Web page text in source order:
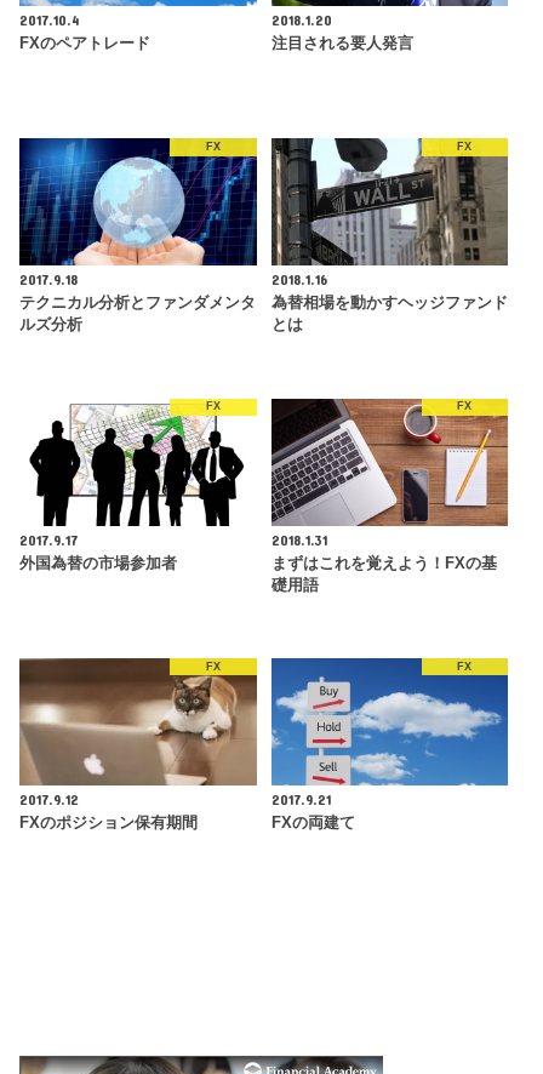
2017.10.4
FXのペアトレード
2018.1.20
注目される要人発言
FX
2017.9.18
テクニカル分析とファンダメンタ
ルズ分析
FX
2018.1.16
為替相場を動かすヘッジファンド
とは
FX
2017.9.17
外国為替の市場参加者
FX
2018.1.31
まずはこれを覚えよう！FXの基
礎用語
FX
2017.9.12
FXのポジション保有期間
FX
2017.9.21
FXの両建て